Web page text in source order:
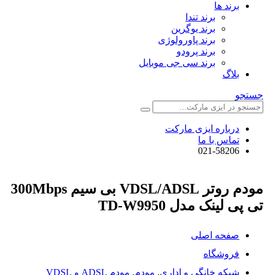
برند ها
برند تندا
برند یوگرین
برند پاورولوژی
برند پرودو
برند سی جی موبایل
بلاگ
جستجو
درباره ایزی مارکت
تماس با ما
021-58206
مودم روتر VDSL/ADSL بی سیم 300Mbps
تی پی لینک مدل TD-W9950
صفحه اصلی
فروشگاه
شبکه خانگی و اداری, مودم, مودم ADSL و VDSL